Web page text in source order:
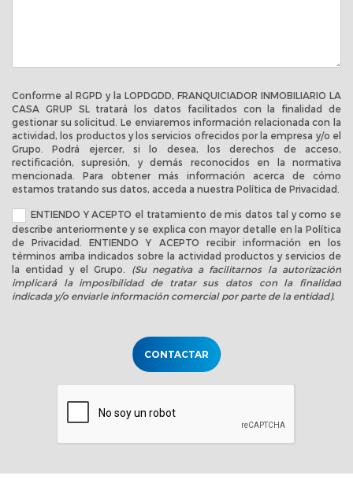
Conforme al RGPD y la LOPDGDD, FRANQUICIADOR INMOBILIARIO LA
CASA GRUP SL tratará los datos facilitados con la finalidad de
gestionar su solicitud. Le enviaremos información relacionada con la
actividad, los productos y los servicios ofrecidos por la empresa y/o el
Grupo. Podrá ejercer, si lo desea, los derechos de acceso,
rectificación, supresión, y demás reconocidos en la normativa
mencionada. Para obtener más información acerca de cómo
estamos tratando sus datos, acceda a nuestra Política de Privacidad .
ENTIENDO Y ACEPTO el tratamiento de mis datos tal y como se
describe anteriormente y se explica con mayor detalle en la Política
de Privacidad . ENTIENDO Y ACEPTO recibir información en los
términos arriba indicados sobre la actividad productos y servicios de
la entidad y el Grupo.
(Su negativa a facilitarnos la autorización
implicará la imposibilidad de tratar sus datos con la finalidad
indicada y/o enviarle información comercial por parte de la entidad).
CONTACTAR